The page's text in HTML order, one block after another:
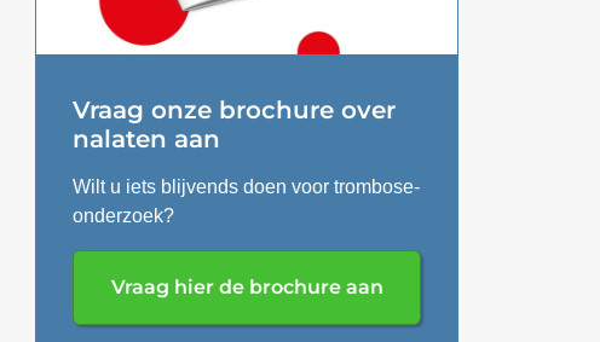
Vraag onze brochure over
nalaten aan
Wilt u iets blijvends doen voor trombose-
onderzoek?
Vraag hier de brochure aan